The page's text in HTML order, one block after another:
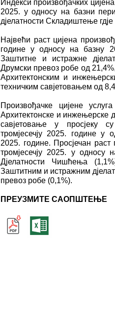
Индекси произвођачких
2025. у односу на базни
дјелатности Складиштење
Највећи раст цијена
године у односу на базну
Заштитне и истражне
Друмски превоз робе од
Архитектонским и
техничким савјетовањем од
Произвођачке цијене
Архитектонске и инжењерске
савјетовање у просјеку
тромјесечју 2025. године у
2025. године. Просјечан раст
тромјесечју 2025. у односу
Дјелатности Чишћења
Заштитним и истражним
превоз робе (0,1%).
ПРЕУЗМИТЕ САОПШТЕЊЕ